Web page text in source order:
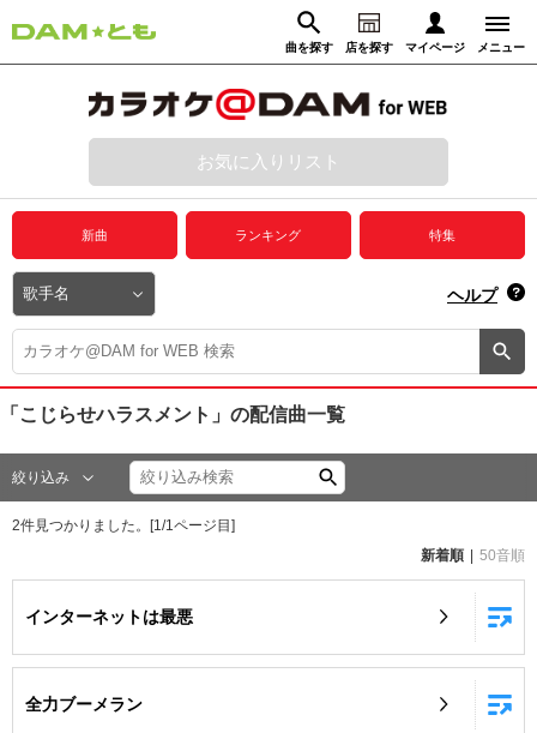
曲を探す 店を探す マイページ メニュー
動画からさがす 録音からさがす
ログイン
プレミアムサービス
DAM★とも動画
DAM★とも録音
カラオケ＠DAM
ユーザー検索
DAMの新曲・ランキングなど
お気に入りリスト
新曲 ランキング 特集
ヘルプ
「こじらせハラスメント」 の配信曲一覧
絞り込み
2件見つかりました。[1 /1 ページ目]
新着順
50音順
インターネットは最悪
全力ブーメラン